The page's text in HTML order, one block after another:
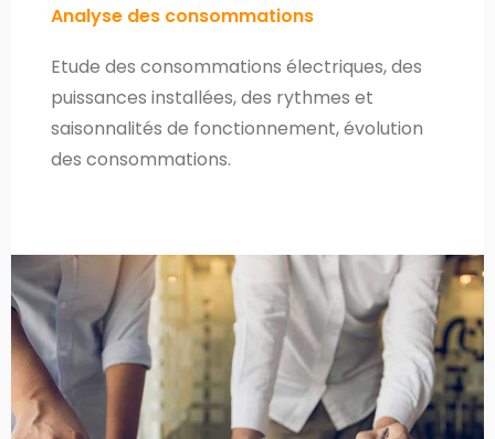
Analyse des consommations
Etude des consommations électriques, des
puissances installées, des rythmes et
saisonnalités de fonctionnement, évolution
des consommations.